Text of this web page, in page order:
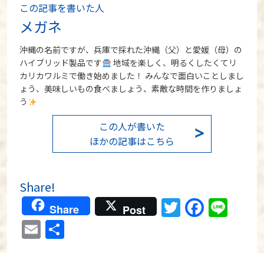
この記事を書いた人
メガネ
沖縄の名前ですが、兵庫で採れた沖縄（父）と愛媛（母）の
ハイブリッド製品です
地域を楽しく、明るくしたくてリ
カリカワルミで働き始めました！ みんなで面白いことしまし
ょう、美味しいもの食べましょう、素敵な時間を作りましょ
う
この人が書いた
ほかの記事はこちら
Share!
Share Post Twitter
Email